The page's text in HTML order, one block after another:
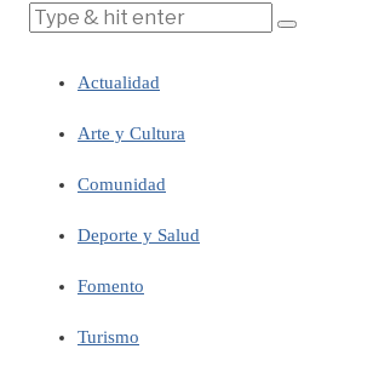
Actualidad
Arte y Cultura
Comunidad
Deporte y Salud
Fomento
Turismo